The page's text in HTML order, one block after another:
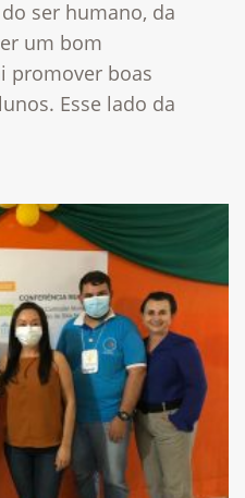
ser humano, da
um bom
promover boas
Esse lado da